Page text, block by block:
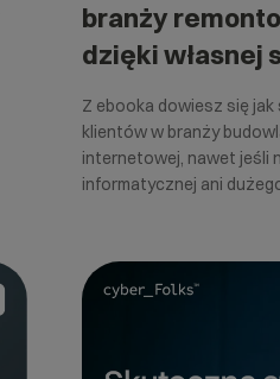
branży
dzięki własnej
Z ebooka dowiesz się
klientów w branży
internetowej, nawet jeśli
informatycznej ani